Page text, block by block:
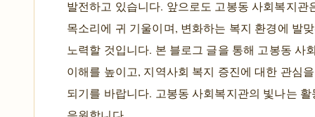
발전하고 있습니다. 앞으로도 고봉동 사회복지관
목소리에 귀 기울이며, 변화하는 복지 환경에 발
노력할 것입니다. 본 블로그 글을 통해 고봉동 사
이해를 높이고, 지역사회 복지 증진에 대한 관심
되기를 바랍니다. 고봉동 사회복지관의 빛나는